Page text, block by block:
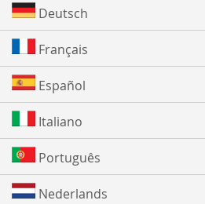
Deutsch
Français
Español
Italiano
Português
Nederlands